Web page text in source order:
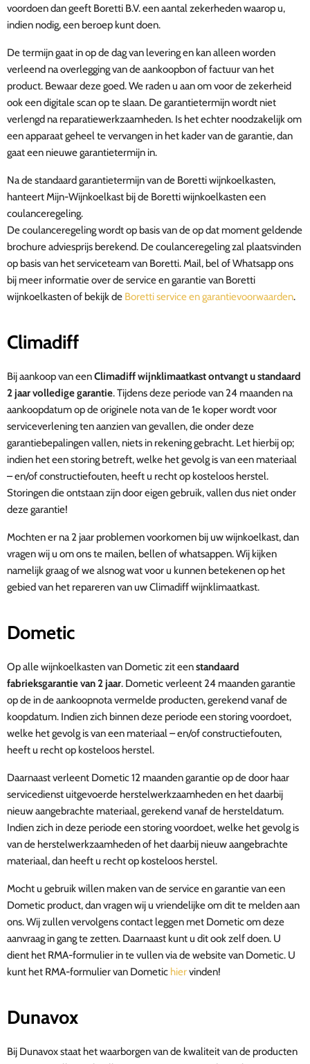
voordoen dan geeft Boretti B.V. een aantal zekerheden waarop u,
indien nodig, een beroep kunt doen.
De termijn gaat in op de dag van levering en kan alleen worden
verleend na overlegging van de aankoopbon of factuur van het
product. Bewaar deze goed. We raden u aan om voor de zekerheid
ook een digitale scan op te slaan. De garantietermijn wordt niet
verlengd na reparatiewerkzaamheden. Is het echter noodzakelijk om
een apparaat geheel te vervangen in het kader van de garantie, dan
gaat een nieuwe garantietermijn in.
Na de standaard garantietermijn van de Boretti wijnkoelkasten,
hanteert Mijn-Wijnkoelkast bij de Boretti wijnkoelkasten een
coulanceregeling.
De coulanceregeling wordt op basis van de op dat moment geldende
brochure adviesprijs berekend. De coulanceregeling zal plaatsvinden
op basis van het serviceteam van Boretti. Mail, bel of Whatsapp ons
bij meer informatie over de service en garantie van Boretti
wijnkoelkasten of bekijk de Boretti service en garantievoorwaarden.
Climadiff
Bij aankoop van eenClimadiff wijnklimaatkast ontvangt u standaard
2 jaar volledige garantie.Tijdens deze periode van 24 maanden na
aankoopdatum op de originele nota van de 1e koper wordt voor
serviceverlening ten aanzien van gevallen, die onder deze
garantiebepalingen vallen, niets in rekening gebracht. Let hierbij op;
indien het een storing betreft, welke het gevolg is van een materiaal
– en/of constructiefouten, heeft u recht op kosteloos herstel.
Storingen die ontstaan zijn door eigen gebruik, vallen dus niet onder
deze garantie!
Mochten er na 2 jaar problemen voorkomen bij uw wijnkoelkast, dan
vragen wij u om ons te mailen, bellen of whatsappen. Wij kijken
namelijk graag of we alsnog wat voor u kunnen betekenen op het
gebied van het repareren van uw Climadiff wijnklimaatkast.
Dometic
Op alle wijnkoelkasten van Dometic zit eenstandaard
fabrieksgarantie van 2 jaar. Dometic verleent 24 maanden garantie
op de in de aankoopnota vermelde producten, gerekend vanaf de
koopdatum. Indien zich binnen deze periode een storing voordoet,
welke het gevolg is van een materiaal – en/of constructiefouten,
heeft u recht op kosteloos herstel.
Daarnaast verleent Dometic 12 maanden garantie op de door haar
servicedienst uitgevoerde herstelwerkzaamheden en het daarbij
nieuw aangebrachte materiaal, gerekend vanaf de hersteldatum.
Indien zich in deze periode een storing voordoet, welke het gevolg is
van de herstelwerkzaamheden of het daarbij nieuw aangebrachte
materiaal, dan heeft u recht op kosteloos herstel.
Mocht u gebruik willen maken van de service en garantie van een
Dometic product, dan vragen wij u vriendelijke om dit te melden aan
ons. Wij zullen vervolgens contact leggen met Dometic om deze
aanvraag in gang te zetten. Daarnaast kunt u dit ook zelf doen. U
dient het RMA-formulier in te vullen via de website van Dometic. U
kunt het RMA-formulier van Dometic hiervinden!
Dunavox
Bij Dunavox staat het waarborgen van de kwaliteit van de producten